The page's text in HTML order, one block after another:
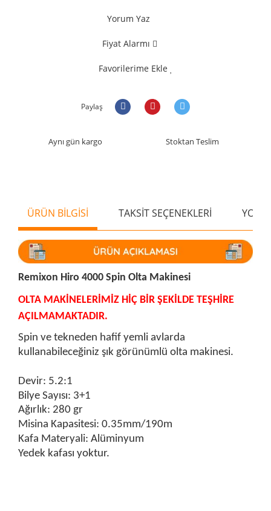
Yorum Yaz
Fiyat Alarmı
Favorilerime Ekle
Paylaş
Aynı gün kargo Stoktan Teslim
ÜRÜN BİLGİSİ TAKSİT SEÇENEKLERİ
Remixon Hiro 4000 Spin Olta Makinesi
OLTA MAKİNELERİMİZ HİÇ BİR ŞEKİLDE TEŞHİRE
AÇILMAMAKTADIR.
Spin ve tekneden hafif yemli avlarda
kullanabileceğiniz şık görünümlü olta makinesi.
Devir: 5.2:1
Bilye Sayısı: 3+1
Ağırlık: 280 gr
Misina Kapasitesi: 0.35mm/190m
Kafa Materyali: Alüminyum
Yedek kafası yoktur.